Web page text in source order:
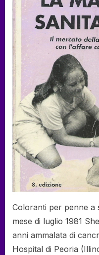
Coloranti per penne a
mese di luglio 1981
anni ammalata di
Hospital di Peoria